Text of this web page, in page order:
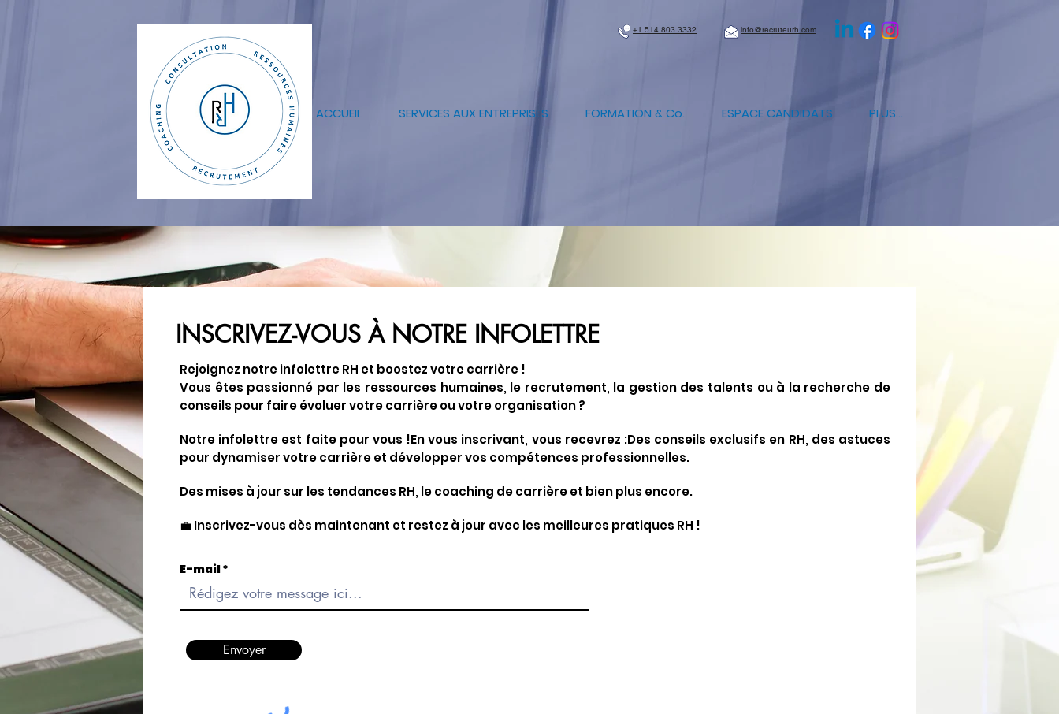
+1 514 803 3332 info@recruteurh.com
ACCUEIL SERVICES AUX ENTREPRISES FORMATION & Co. ESPACE CANDIDATS PLUS...
INSCRIVEZ-VOUS À NOTRE INFOLETTRE
Rejoignez notre infolettre RH et boostez votre carrière !
Vous êtes passionné par les ressources humaines, le recrutement, la gestion des talents ou à la recherche de
conseils pour faire évoluer votre carrière ou votre organisation ?
Notre infolettre est faite pour vous !En vous inscrivant, vous recevrez :Des conseils exclusifs en RH, des astuces
pour dynamiser votre carrière et développer vos compétences professionnelles.
Des mises à jour sur les tendances RH, le coaching de carrière et bien plus encore.
💼 Inscrivez-vous dès maintenant et restez à jour avec les meilleures pratiques RH !
E-mail
Envoyer